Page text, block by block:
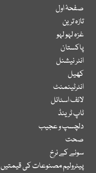
صفحۂ اول
تازہ ترین
غزہ لہو لہو
پاکستان
انٹر نیشنل
کھیل
انٹرٹینمنٹ
لائف اسٹائل
ٹاپ ٹرینڈ
دلچسپ و عجیب
صحت
سونے کے نرخ
پیٹرولیم مصنوعات کی قیمتیں